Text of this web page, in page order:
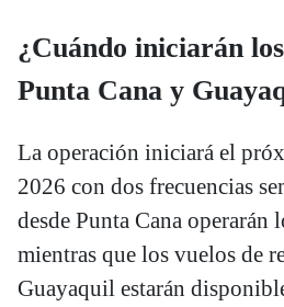
¿Cuándo iniciarán
Punta Cana y
La operación iniciará el
2026 con dos frecuencias
desde Punta Cana operarán
mientras que los vuelos de
Guayaquil estarán